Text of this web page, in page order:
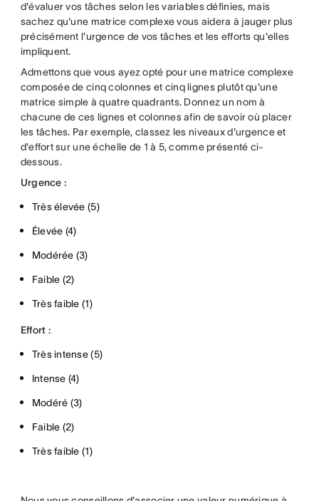
d'évaluer vos tâches selon les variables définies, mais
sachez qu'une matrice complexe vous aidera à jauger plus
précisément l'urgence de vos tâches et les efforts qu'elles
impliquent.
Admettons que vous ayez opté pour une matrice complexe
composée de cinq colonnes et cinq lignes plutôt qu'une
matrice simple à quatre quadrants. Donnez un nom à
chacune de ces lignes et colonnes afin de savoir où placer
les tâches. Par exemple, classez les niveaux d'urgence et
d'effort sur une échelle de 1 à 5, comme présenté ci-
dessous.
Urgence :
Très élevée (5)
Élevée (4)
Modérée (3)
Faible (2)
Très faible (1)
Effort :
Très intense (5)
Intense (4)
Modéré (3)
Faible (2)
Très faible (1)